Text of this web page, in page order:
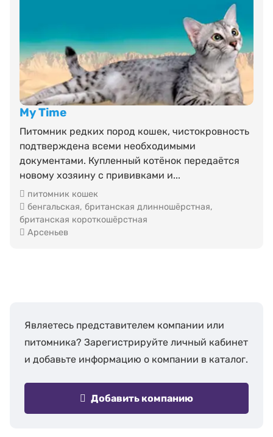
My Time
Питомник редких пород кошек, чистокровность
подтверждена всеми необходимыми
документами. Купленный котёнок передаётся
новому хозяину с прививками и...
питомник кошек
бенгальская, британская длинношёрстная,
британская короткошёрстная
Арсеньев
Являетесь представителем компании или
питомника? Зарегистрируйте личный кабинет
и добавьте информацию о компании в каталог.
Добавить компанию